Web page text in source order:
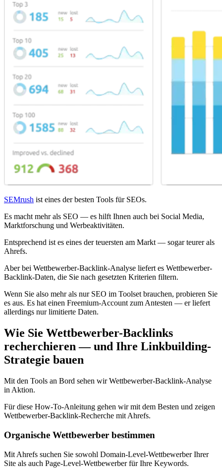
SEMrush ist eines der besten Tools für SEOs.
Es macht mehr als SEO — es hilft Ihnen auch bei Social Media,
Marktforschung und Werbeaktivitäten.
Entsprechend ist es eines der teuersten am Markt — sogar teurer als
Ahrefs.
Aber bei Wettbewerber-Backlink-Analyse liefert es Wettbewerber-
Backlink-Daten, die Sie nach gesetzten Kriterien filtern.
Wenn Sie also mehr als nur SEO im Toolset brauchen, probieren Sie
es aus. Es hat einen Freemium-Account zum Antesten — er liefert
allerdings nur limitierte Daten.
Wie Sie Wettbewerber-Backlinks
recherchieren — und Ihre Linkbuilding-
Strategie bauen
Mit den Tools an Bord sehen wir Wettbewerber-Backlink-Analyse
in Aktion.
Für diese How-To-Anleitung gehen wir mit dem Besten und zeigen
Wettbewerber-Backlink-Recherche mit Ahrefs.
Organische Wettbewerber bestimmen
Mit Ahrefs suchen Sie sowohl Domain-Level-Wettbewerber Ihrer
Site als auch Page-Level-Wettbewerber für Ihre Keywords.